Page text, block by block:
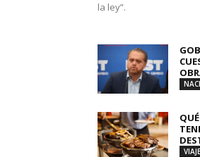
la ley”.